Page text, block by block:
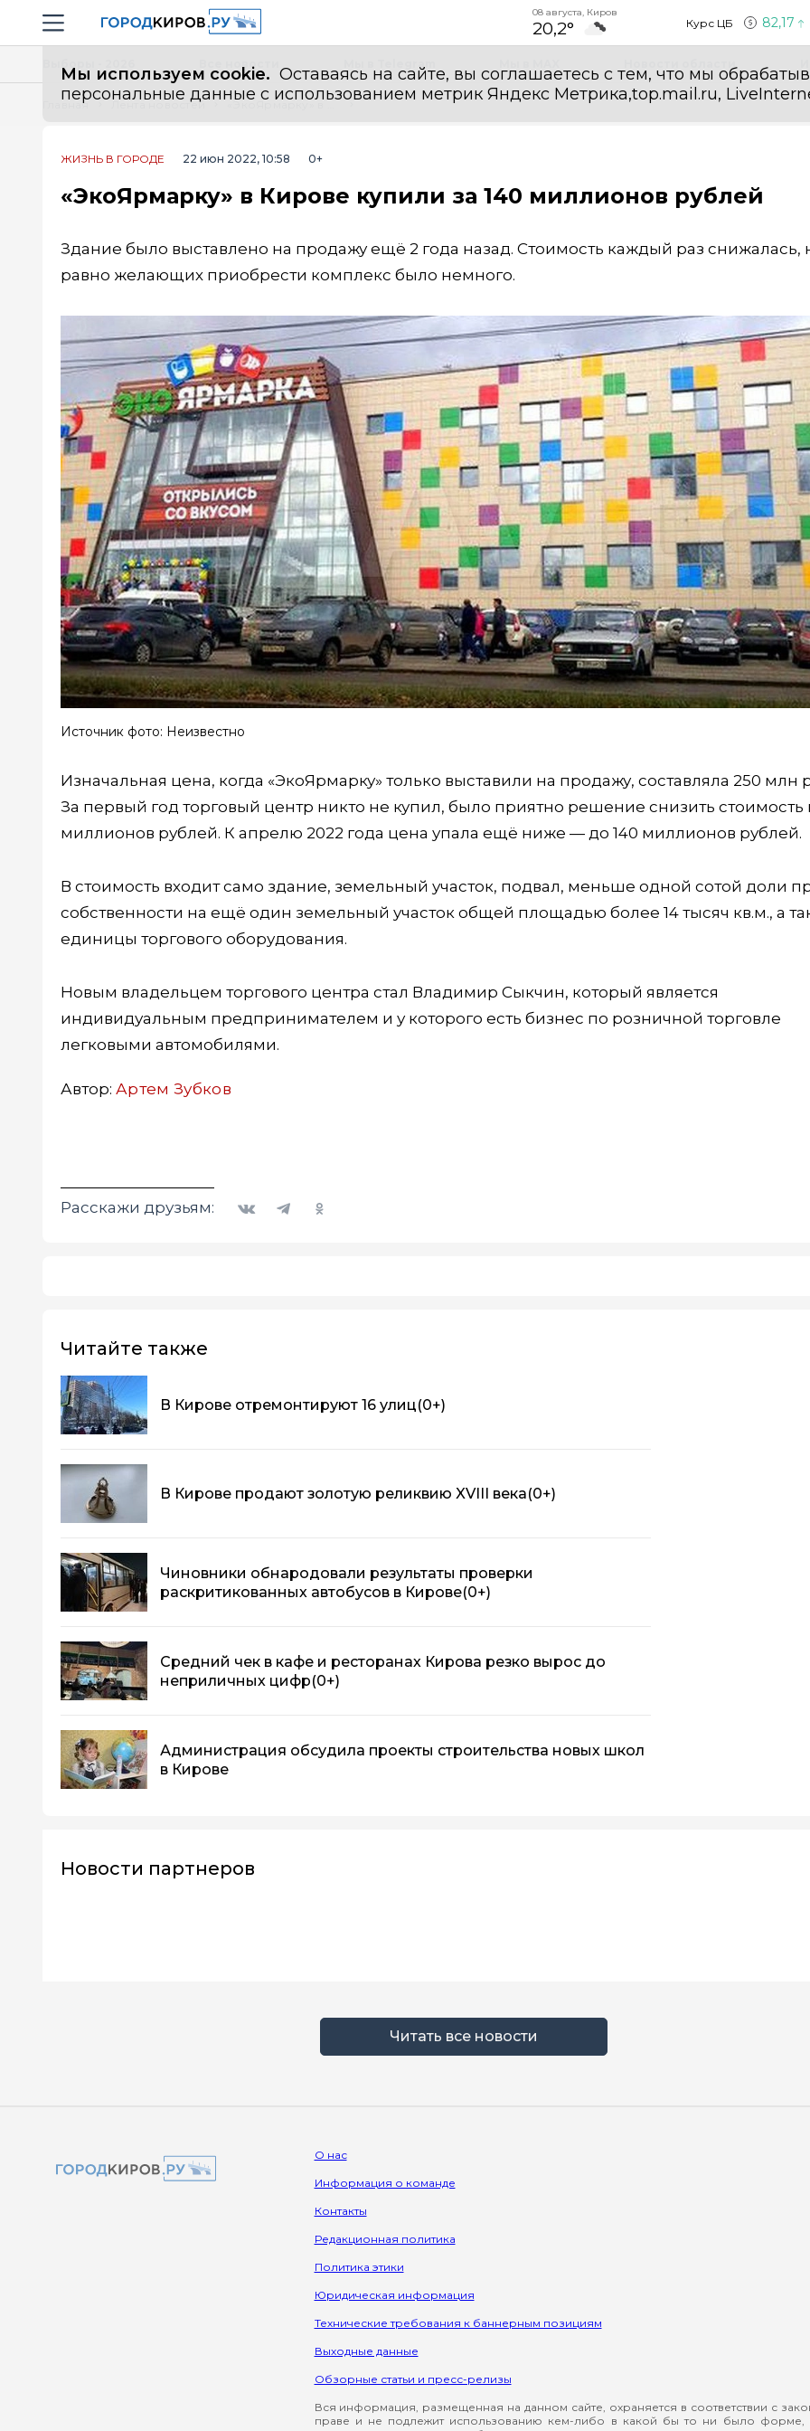
Навигация сайта
08 августа, Киров
20,2° Курс ЦБ 82,17
Мы используем cookie. Оставаясь на сайте, вы соглашаетесь с тем, что мы
персональные данные с использованием метрик Яндекс Метрика,top.mail.ru,
Все новости
Главная Лента новостей
ЖИЗНЬ В ГОРОДЕ 22 июн 2022, 10:58 0+
«ЭкоЯрмарку» в Кирове купили за 140 миллионов рублей
Здание было выставлено на продажу ещё 2 года назад. Стоимость каждый раз снижалась,
равно желающих приобрести комплекс было немного.
Источник фото: Неизвестно
Изначальная цена, когда «ЭкоЯрмарку» только выставили на продажу, составляла 250 млн
За первый год торговый центр никто не купил, было приятно решение снизить стоимость
миллионов рублей. К апрелю 2022 года цена упала ещё ниже — до 140 миллионов рублей.
В стоимость входит само здание, земельный участок, подвал, меньше одной сотой доли
собственности на ещё один земельный участок общей площадью более 14 тысяч кв.м., а
единицы торгового оборудования.
Новым владельцем торгового центра стал Владимир Сыкчин, который является
индивидуальным предпринимателем и у которого есть бизнес по розничной торговле
легковыми автомобилями.
Автор: Артем Зубков
Расскажи друзьям:
Читайте также
В Кирове отремонтируют 16 улиц(0+)
В Кирове продают золотую реликвию XVIII века(0+)
Чиновники обнародовали результаты проверки
раскритикованных автобусов в Кирове(0+)
Средний чек в кафе и ресторанах Кирова резко вырос до
неприличных цифр(0+)
Администрация обсудила проекты строительства новых школ
в Кирове
Новости партнеров
Читать все новости
О нас
Информация о команде
Контакты
Редакционная политика
Политика этики
Юридическая информация
Технические требования к баннерным позициям
Выходные данные
Обзорные статьи и пресс-релизы
Вся информация, размещенная на данном сайте, охраняется в соответствии с
праве и не подлежит использованию кем-либо в какой бы то ни было форме,